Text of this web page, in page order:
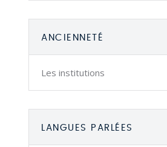
ANCIENNETÉ
Les institutions
LANGUES PARLÉES